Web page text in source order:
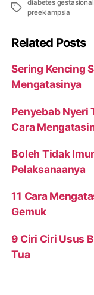
Tags
diabetes gestasional
preeklampsia
Related Posts
Sering Kencing
Mengatasinya
Penyebab Nyeri
Cara
Boleh Tidak
Pelaksanaanya
11 Cara
Gemuk
9 Ciri Ciri Usus
Tua